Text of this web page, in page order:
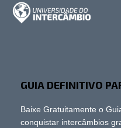
GUIA DEFINITIVO
Baixe Gratuitamente o
conquistar intercâmbios